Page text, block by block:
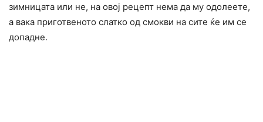
зимницата или не, на овој рецепт нема да му одолеете,
а вака приготвеното слатко од смокви на сите ќе им се
допадне.